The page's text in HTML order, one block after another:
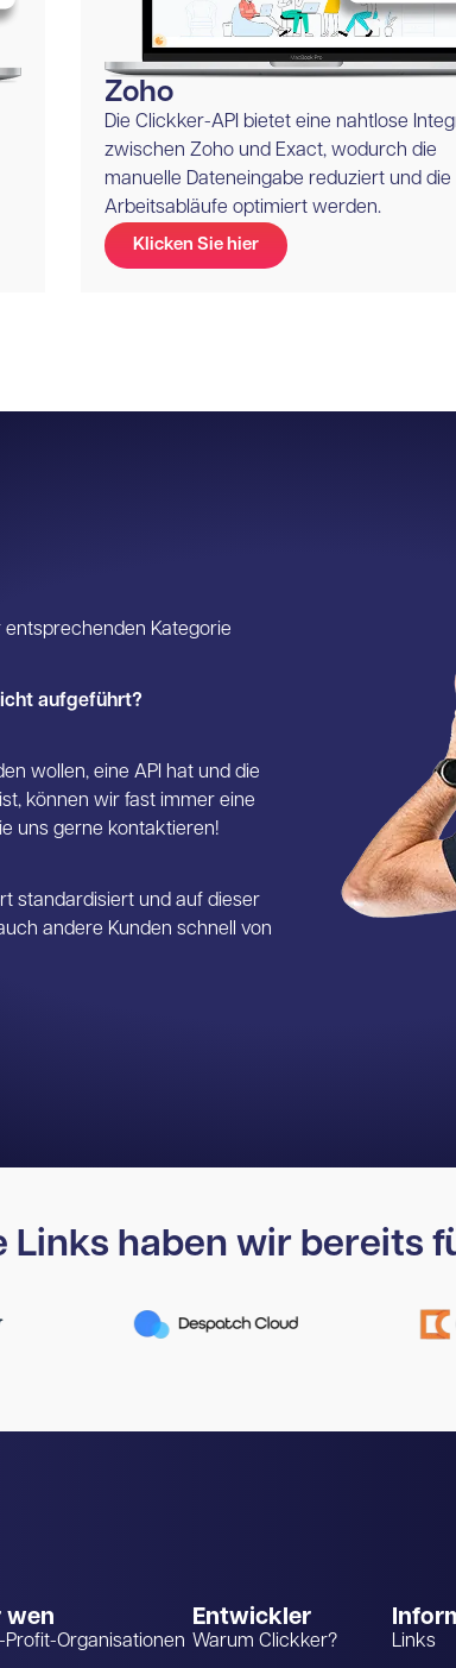
Zoho
Die Clickker-API bietet eine nahtlose
zwischen Zoho und Exact, wodurch die
manuelle Dateneingabe reduziert und die
Arbeitsabläufe optimiert werden.
Klicken Sie hier
Kategorie
aufgeführt?
wollen, eine API hat und die
können wir fast immer eine
uns gerne kontaktieren!
standardisiert und auf dieser
andere Kunden schnell von
Links haben wir bereits
wen
Profit-Organisationen
Entwickler
Warum Clickker? Links